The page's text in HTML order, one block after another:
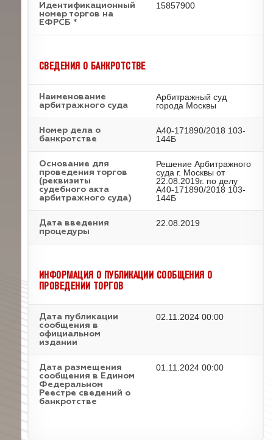
Идентификационный
номер торгов на
ЕФРСБ *
15857900
СВЕДЕНИЯ О БАНКРОТСТВЕ
Наименование
арбитражного суда
Арбитражный суд
города Москвы
Номер дела о
банкротстве
А40-171890/2018 103-
144Б
Основание для
проведения торгов
(реквизиты
судебного акта
арбитражного суда)
Решение Арбитражного
суда г. Москвы от
22.08.2019г. по делу
А40-171890/2018 103-
144Б
Дата введения
процедуры
22.08.2019
ИНФОРМАЦИЯ О ПУБЛИКАЦИИ СООБЩЕНИЯ О
ПРОВЕДЕНИИ ТОРГОВ
Дата публикации
сообщения в
официальном
издании
02.11.2024 00:00
Дата размещения
сообщения в Едином
Федеральном
Реестре сведений о
банкротстве
01.11.2024 00:00